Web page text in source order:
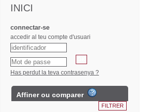
INICI
connectar-se
accedir al teu compte d'usuari
Has perdut la teva contrasenya ?
Affiner ou comparer